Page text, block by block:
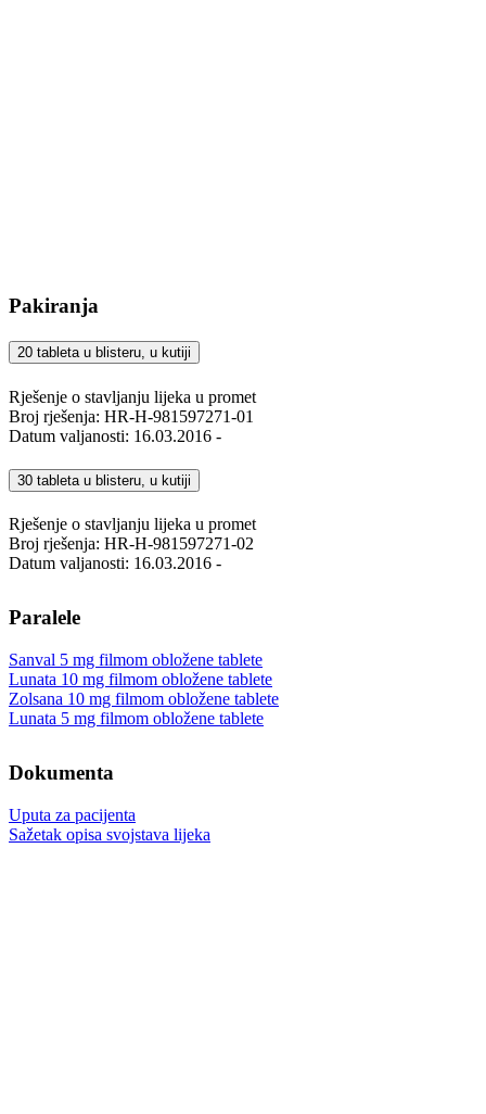
Pakiranja
20 tableta u blisteru, u kutiji
Rješenje o stavljanju lijeka u promet
Broj rješenja: HR-H-981597271-01
Datum valjanosti: 16.03.2016 -
30 tableta u blisteru, u kutiji
Rješenje o stavljanju lijeka u promet
Broj rješenja: HR-H-981597271-02
Datum valjanosti: 16.03.2016 -
Paralele
Sanval 5 mg filmom obložene tablete
Lunata 10 mg filmom obložene tablete
Zolsana 10 mg filmom obložene tablete
Lunata 5 mg filmom obložene tablete
Dokumenta
Uputa za pacijenta
Sažetak opisa svojstava lijeka